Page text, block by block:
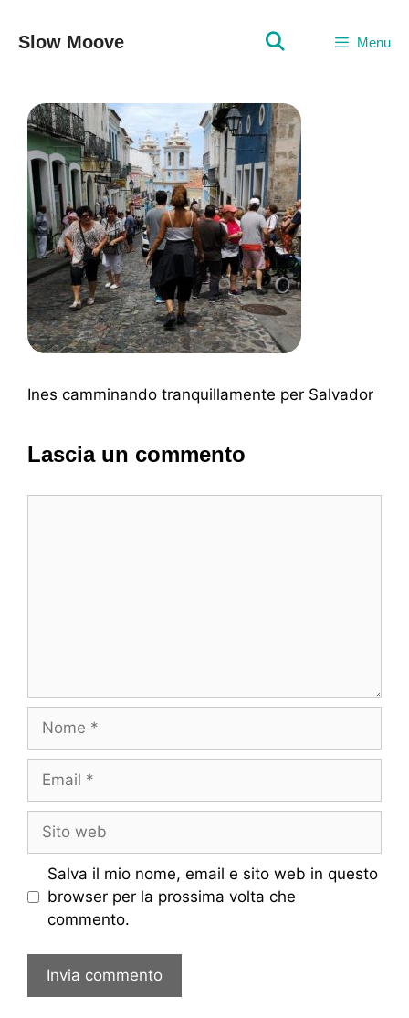
Slow Moove Menu
Ines camminando tranquillamente per Salvador
Lascia un commento
web
Salva il mio nome, email e sito web in questo
browser per la prossima volta che
commento.